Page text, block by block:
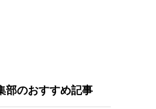
のおすすめ記事